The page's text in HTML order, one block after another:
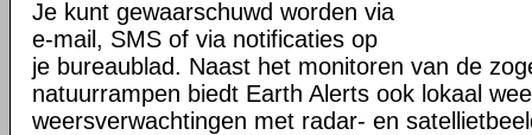
Je kunt gewaarschuwd worden via
e-mail, SMS of via notificaties op
je bureaublad. Naast het monitoren van de
natuurrampen biedt Earth Alerts ook lokaal
weersverwachtingen met radar- en